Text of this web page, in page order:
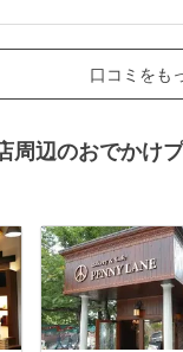
口コミをも
周辺のおでかけ